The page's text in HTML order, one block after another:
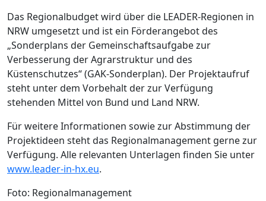
Das Regionalbudget wird über die LEADER-Regionen in
NRW umgesetzt und ist ein Förderangebot des
„Sonderplans der Gemeinschaftsaufgabe zur
Verbesserung der Agrarstruktur und des
Küstenschutzes“ (GAK-Sonderplan). Der Projektaufruf
steht unter dem Vorbehalt der zur Verfügung
stehenden Mittel von Bund und Land NRW.
Für weitere Informationen sowie zur Abstimmung der
Projektideen steht das Regionalmanagement gerne zur
Verfügung. Alle relevanten Unterlagen finden Sie unter
www.leader-in-hx.eu.
Foto: Regionalmanagement